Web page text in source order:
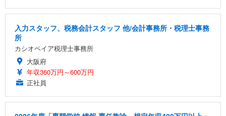
入力スタッフ、税務会計スタッフ 他/会計事務所・税理士事務
所
カシオペイア税理士事務所
大阪府
年収360万円～600万円
正社員